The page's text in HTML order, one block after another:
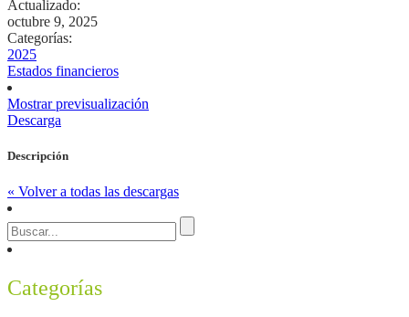
Actualizado:
octubre 9, 2025
Categorías:
2025
Estados financieros
Mostrar previsualización
Descarga
Descripción
« Volver a todas las descargas
Categorías